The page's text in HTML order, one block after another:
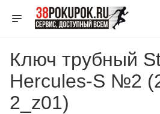
Ключ трубный
Hercules-S №2
2_z01)